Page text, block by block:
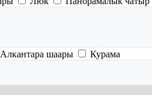
Алкантара шаары Курама